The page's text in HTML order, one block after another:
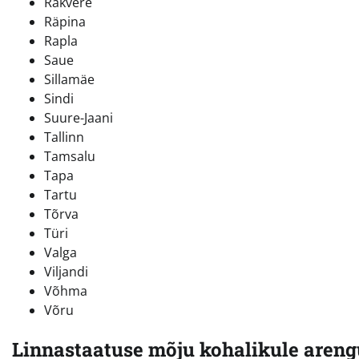
Räpina
Rapla
Saue
Sillamäe
Sindi
Suure-Jaani
Tallinn
Tamsalu
Tapa
Tartu
Tõrva
Türi
Valga
Viljandi
Võhma
Võru
Linnastaatuse mõju kohalikule